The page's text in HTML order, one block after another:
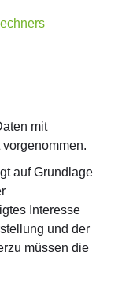
mit
auf Grundlage
Interesse
und der
müssen die